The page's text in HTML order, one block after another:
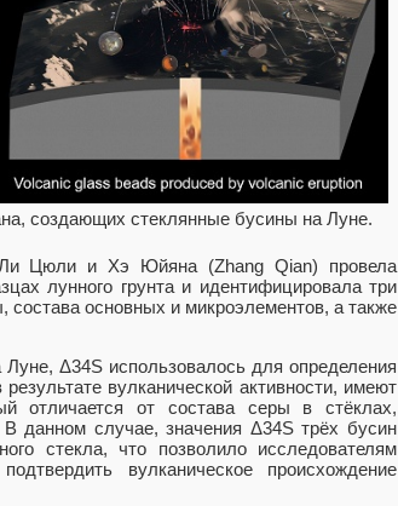
создающих стеклянные бусины на Луне.
Цюли и Хэ Юйяна (Zhang Qian) провела
лунного грунта и идентифицировала три
состава основных и микроэлементов, а также
Луне, Δ34S использовалось для определения
вулканической активности, имеют
отличается от состава серы в стёклах,
данном случае, значения Δ34S трёх бусин
стекла, что позволило исследователям
вулканическое происхождение